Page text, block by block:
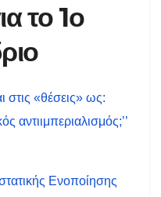
το 1ο
στις «θέσεις» ως:
αντιιμπεριαλισμός;’’
Ενοποίησης